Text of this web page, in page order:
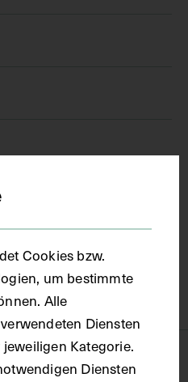
Cookies bzw.
um bestimmte
Alle
Diensten
Kategorie.
Diensten